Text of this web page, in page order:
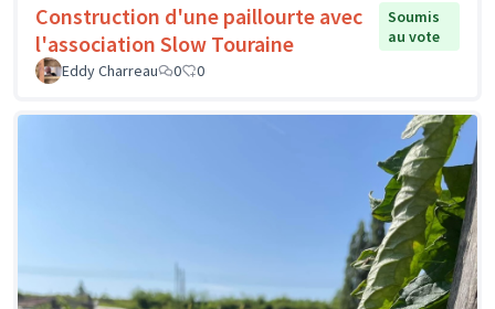
Construction d'une paillourte avec
l'association Slow Touraine
Soumis
au vote
Eddy Charreau
0 0